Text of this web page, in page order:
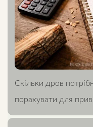
Скільки дров
порахувати для